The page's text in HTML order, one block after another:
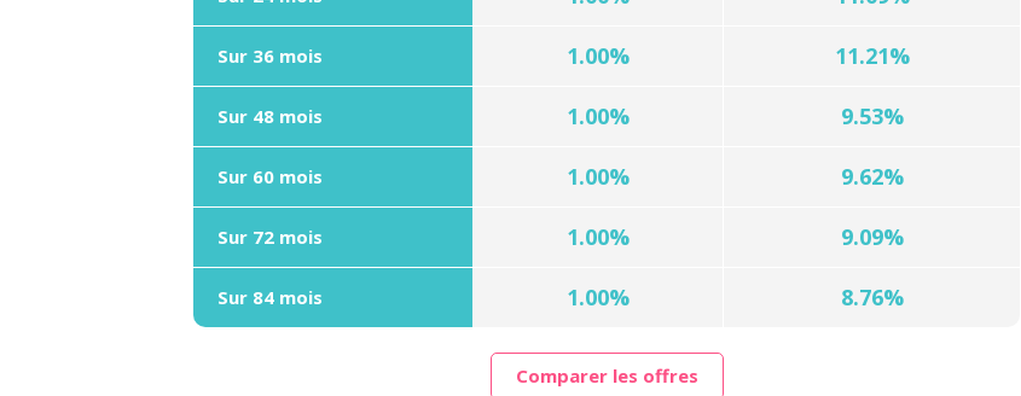
Sur 36 mois 1.00% 11.21%
Sur 48 mois 1.00% 9.53%
Sur 60 mois 1.00% 9.62%
Sur 72 mois 1.00% 9.09%
Sur 84 mois 1.00% 8.76%
Comparer les offres